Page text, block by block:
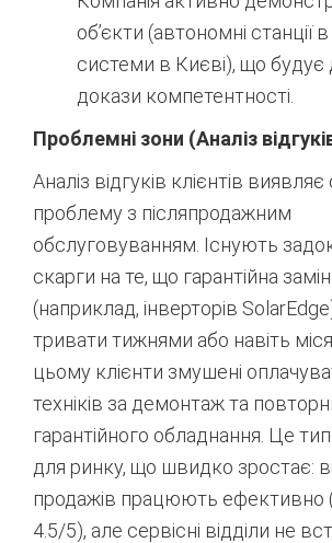
об’єкти (автономні станції в
системи в Києві), що будує
докази компетентності.
Проблемні зони (Аналіз
Аналіз відгуків клієнтів
проблему з післяпродажним
обслуговуванням. Існують
скарги на те, що гарантійна
(наприклад, інверторів
тривати тижнями або навіть
цьому клієнти змушені
техніків за демонтаж та
гарантійного обладнання. Це
для ринку, що швидко зростає:
продажів працюють ефективно
4.5/5), але сервісні відділи не